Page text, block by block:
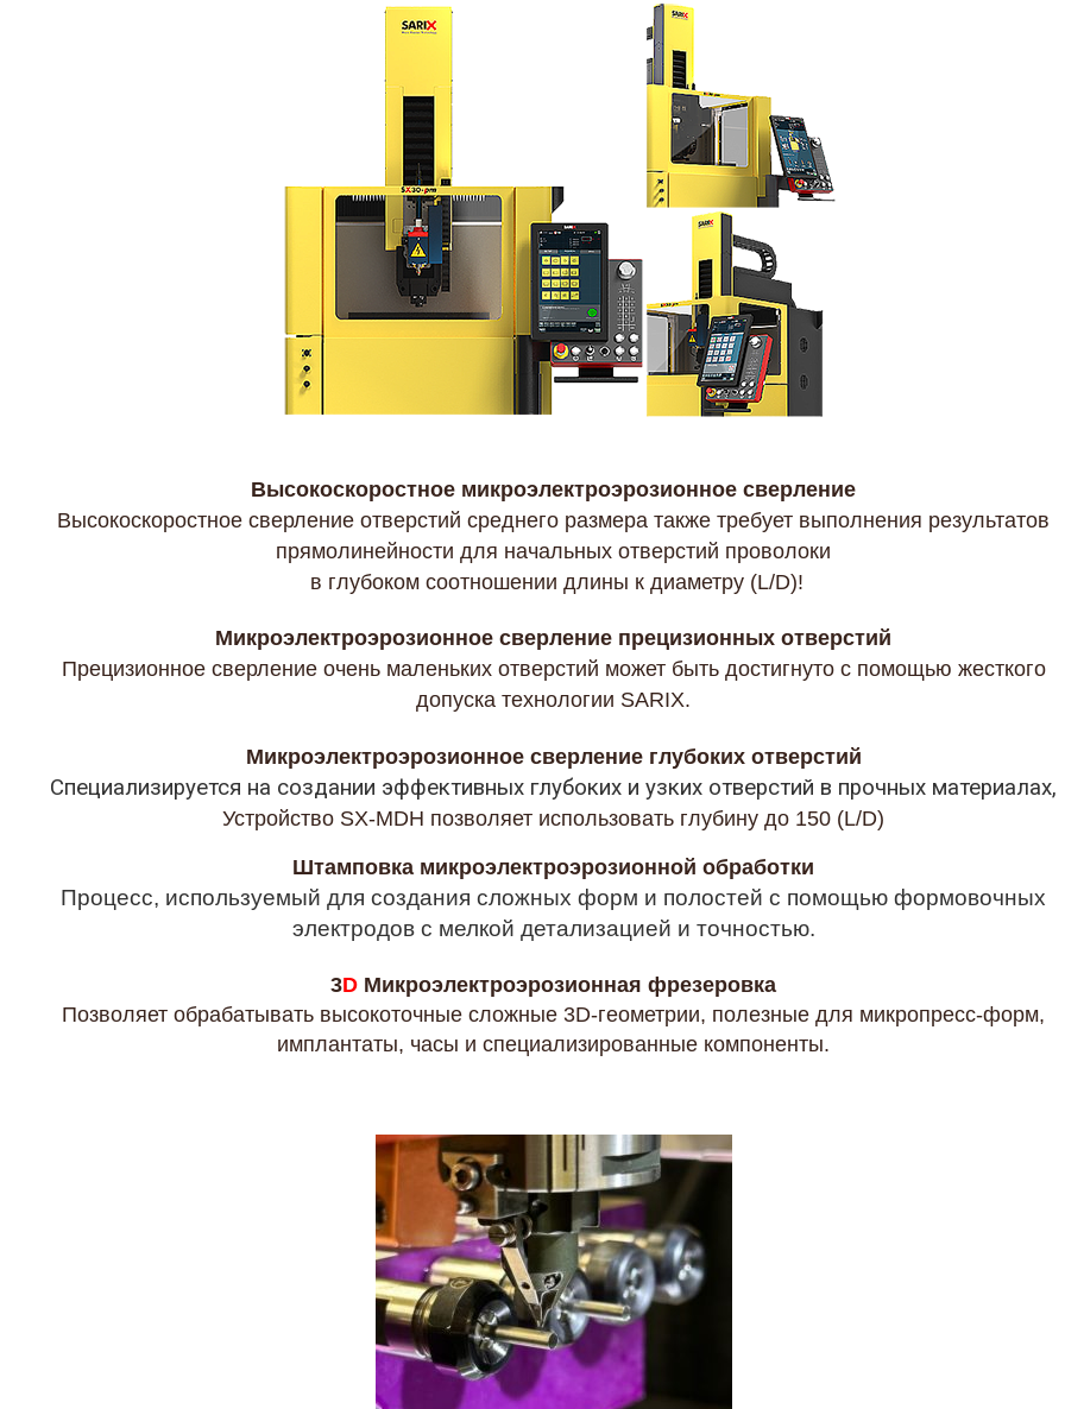
Высокоскоростное микроэлектроэрозионное сверление
Высокоскоростное сверление отверстий среднего размера также требует выполнения результатов
прямолинейности для начальных отверстий проволоки
в глубоком соотношении длины к диаметру (L/D)!
Микроэлектроэрозионное сверление прецизионных отверстий
Прецизионное сверление очень маленьких отверстий может быть достигнуто с помощью жесткого
допуска технологии SARIX.
Микроэлектроэрозионное сверление глубоких отверстий
Специализируется на создании эффективных глубоких и узких отверстий в прочных материалах,
Устройство SX-MDH позволяет использовать глубину до 150 (L/D)
Штамповка микроэлектроэрозионной обработки
Процесс, используемый для создания сложных форм и полостей с помощью формовочных
электродов с мелкой детализацией и точностью.
3D Микроэлектроэрозионная фрезеровка
Позволяет обрабатывать высокоточные сложные 3D-геометрии, полезные для микропресс-форм,
имплантаты, часы и специализированные компоненты.